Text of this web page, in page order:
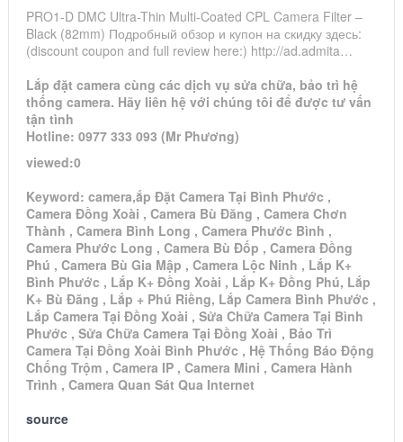
PRO1-D DMC Ultra-Thin Multi-Coated CPL Camera Filter –
Black (82mm) Подробный обзор и купон на скидку здесь:
(discount coupon and full review here:) http://ad.admita…
Lắp đặt camera cùng các dịch vụ sửa chữa, bảo trì hệ
thống camera. Hãy liên hệ với chúng tôi để được tư vấn
tận tình
Hotline: 0977 333 093 (Mr Phương)
viewed:0
Keyword: camera,ắp Đặt Camera Tại Bình Phước ,
Camera Đồng Xoài , Camera Bù Đăng , Camera Chơn
Thành , Camera Bình Long , Camera Phước Bình ,
Camera Phước Long , Camera Bù Đốp , Camera Đồng
Phú , Camera Bù Gia Mập , Camera Lộc Ninh , Lắp K+
Bình Phước , Lắp K+ Đồng Xoài , Lắp K+ Đồng Phú, Lắp
K+ Bù Đăng , Lắp + Phú Riềng, Lắp Camera Bình Phước ,
Lắp Camera Tại Đồng Xoài , Sửa Chữa Camera Tại Bình
Phước , Sửa Chữa Camera Tại Đồng Xoài , Bảo Trì
Camera Tại Đồng Xoài Bình Phước , Hệ Thống Báo Động
Chống Trộm , Camera IP , Camera Mini , Camera Hành
Trình , Camera Quan Sát Qua Internet
source